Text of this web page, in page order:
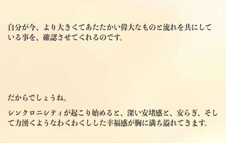
自分が今、より大きくてあたたかい偉大なものと流れを共にして
いる事を、確認させてくれるのです。
だからでしょうね。
シンクロニシティが起こり始めると、深い安堵感と、安らぎ、そし
て力湧くようなわくわくしした幸福感が胸に満ち溢れてきます。